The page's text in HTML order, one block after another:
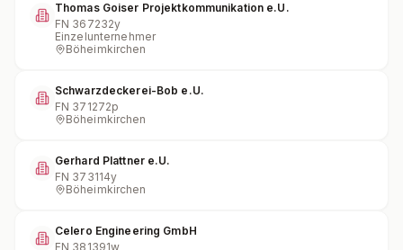
Thomas Goiser Projektkommunikation e.U.
FN 367232y
Einzelunternehmer
Böheimkirchen
Schwarzdeckerei-Bob e.U.
FN 371272p
Böheimkirchen
Gerhard Plattner e.U.
FN 373114y
Böheimkirchen
Celero Engineering GmbH
FN 381391w